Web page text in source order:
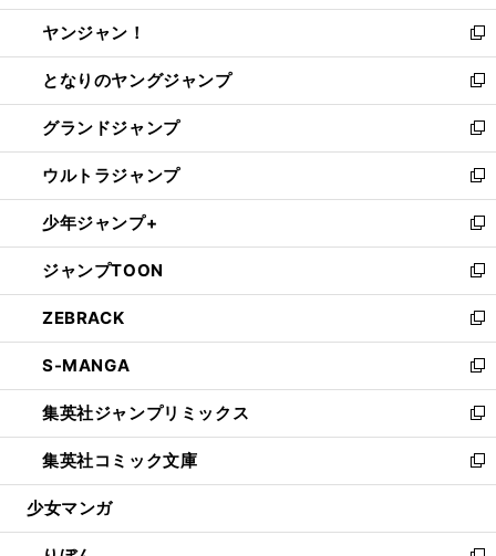
開
く
ウ
で
開
く
ウ
ィ
ン
ド
ウ
で
開
く
し
い
ウ
ィ
ン
ド
ウ
で
開
く
ヤンジャン！
新
し
い
ウ
ィ
ン
ド
ウ
で
開
く
となりのヤングジャンプ
新
し
い
ウ
ィ
ン
ド
ウ
で
開
く
グランドジャンプ
新
し
い
ウ
ィ
ン
ド
ウ
で
開
く
ウルトラジャンプ
新
し
い
ウ
ィ
ン
ド
ウ
で
開
く
少年ジャンプ+
新
し
い
ウ
ィ
ン
ド
ウ
で
開
く
ジャンプTOON
新
し
い
ウ
ィ
ン
ド
ウ
で
開
ZEBRACK
新
し
い
ウ
ィ
ン
ド
ウ
開
S-MANGA
新
し
い
ウ
ィ
ン
ウ
集英社ジャンプリミックス
新
し
い
ウ
ン
集英社コミック文庫
新
し
ウ
少女マンガ